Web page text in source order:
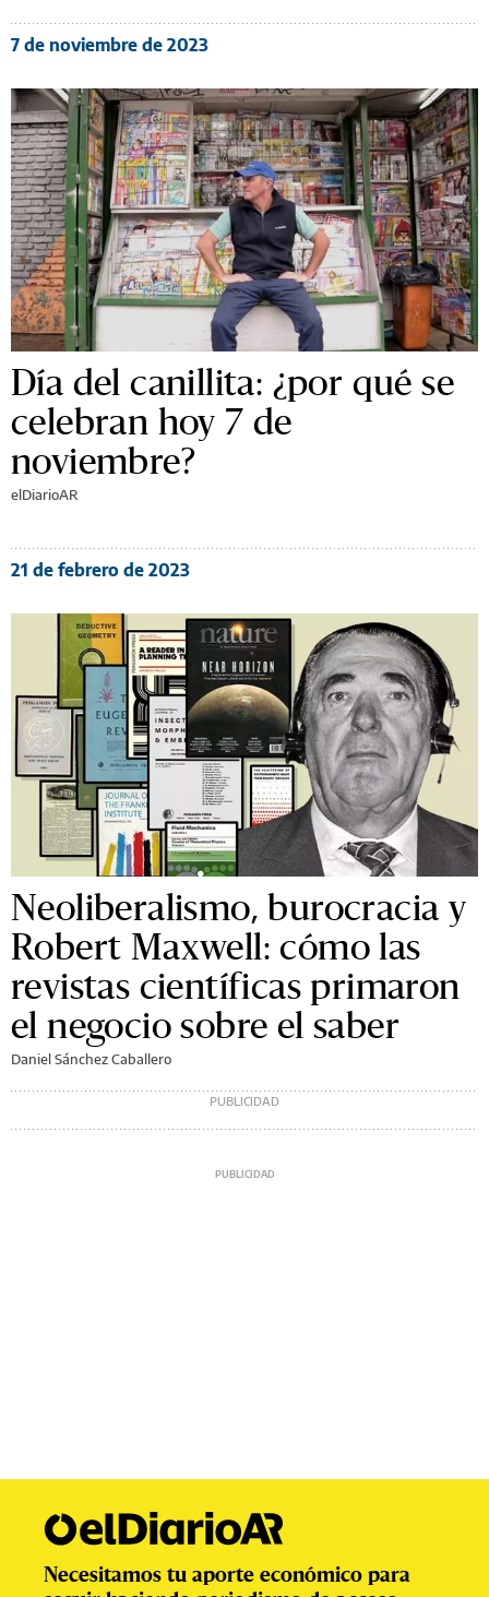
7 de noviembre de 2023
Día del canillita: ¿por qué se
celebran hoy 7 de
noviembre?
elDiarioAR
21 de febrero de 2023
Neoliberalismo, burocracia y
Robert Maxwell: cómo las
revistas científicas primaron
el negocio sobre el saber
Daniel Sánchez Caballero
Necesitamos tu aporte económico para